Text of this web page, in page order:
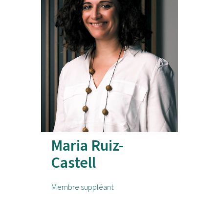
Maria Ruiz-
Castell
Membre suppléant